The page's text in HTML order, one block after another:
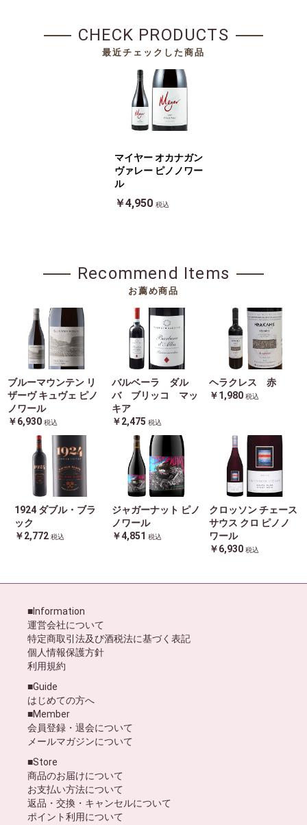
CHECK PRODUCTS
最近チェックした商品
マイヤー オカナガン
ヴァレー ピノノワー
ル
￥4,950 税込
Recommend Items
お薦め商品
ブルーマウンテン リ
ザーヴ キュヴェ ピノ
ノワール
￥6,930 税込
バルベーラ ダル
バ ブリッコ マッ
キア
￥2,475 税込
ヘラクレス 赤
￥1,980 税込
1924 ダブル・ブラ
ック
￥2,772 税込
ジャガーナット ピノ
ノワール
￥4,851 税込
クロッソン チェース
サウス クロ ピノノ
ワール
￥6,930 税込
■Information
運営会社について
特定商取引法及び酒税法に基づく表記
個人情報保護方針
利用規約
■Guide
はじめての方へ
■Member
会員登録・退会について
メールマガジンについて
■Store
商品のお届けについて
お支払い方法について
返品・交換・キャンセルについて
ポイント利用について